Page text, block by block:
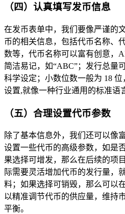
（四）认真填写发币信息
在发币表单中，我们要像严谨的
币的相关信息，包括代币名称、
数等，代币名称可以富有创意，
简洁易记，如“ABC”；发行总量
科学设定；小数位数一般为 18
设置,就像一种行业通用的标准语
（五）合理设置代币参数
除了基本信息外，我们还可以像
设置一些代币的高级参数，如是
果选择可增发，那么在后续的项
际需要灵活增加代币的发行量，
料；如果选择可销毁，那么可以
以精准调节代币的供应量，维持
平衡。